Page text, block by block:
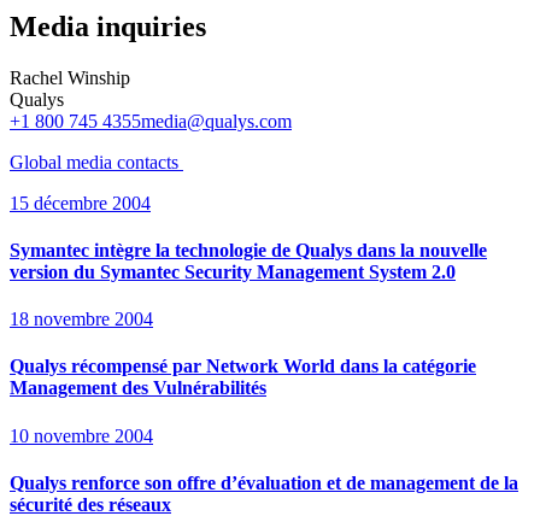
Media inquiries
Rachel Winship
Qualys
+1 800 745 4355media@qualys.com
Global media contacts
15 décembre 2004
Symantec intègre la technologie de Qualys dans la nouvelle
version du Symantec Security Management System 2.0
18 novembre 2004
Qualys récompensé par Network World dans la catégorie
Management des Vulnérabilités
10 novembre 2004
Qualys renforce son offre d’évaluation et de management de la
sécurité des réseaux